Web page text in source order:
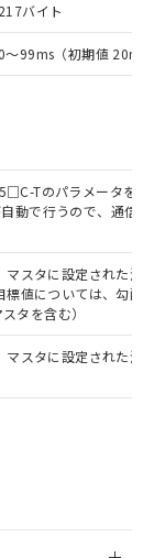
217バイト
～99ms（初期値 20ms
Tのパラメータを
動で行うので、通信
スタに設定された温
標値については、勾配
タを含む）
スタに設定された温